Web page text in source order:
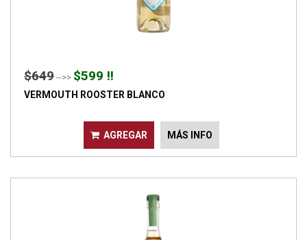
$649 -->> $599 !!
VERMOUTH ROOSTER BLANCO
AGREGAR MÁS INFO